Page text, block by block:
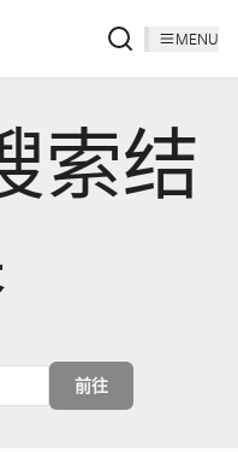
MENU
索结
前往